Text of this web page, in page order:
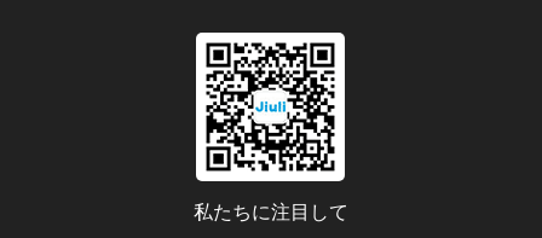
私たちに注目して